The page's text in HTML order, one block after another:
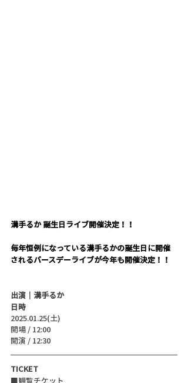
溝手るか 誕生日ライブ開催決定！！
毎年恒例になっている溝手るかの誕生日に開催
されるバースデーライブが今年も開催決定！！
出演｜溝手るか
日時
2025.01.25(土)
開場 / 12:00
開演 / 12:30
TICKET
■観覧チケット